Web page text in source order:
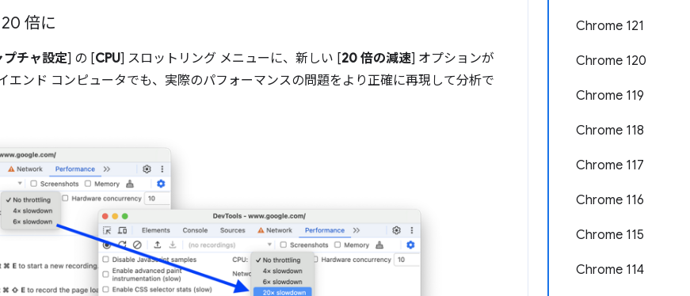
Chrome 121
Chrome 120
Chrome 119
Chrome 118
Chrome 117
Chrome 116
Chrome 115
Chrome 114
倍に
プチャ設定] の [CPU] スロットリング メニューに、新しい [20 倍の減速] オプションが
エンド コンピュータでも、実際のパフォーマンスの問題をより正確に再現して分析で